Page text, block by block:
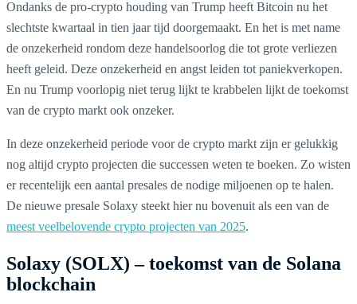
Ondanks de pro-crypto houding van Trump heeft Bitcoin nu het
slechtste kwartaal in tien jaar tijd doorgemaakt. En het is met name
de onzekerheid rondom deze handelsoorlog die tot grote verliezen
heeft geleid. Deze onzekerheid en angst leiden tot paniekverkopen.
En nu Trump voorlopig niet terug lijkt te krabbelen lijkt de toekomst
van de crypto markt ook onzeker.
In deze onzekerheid periode voor de crypto markt zijn er gelukkig
nog altijd crypto projecten die successen weten te boeken. Zo wisten
er recentelijk een aantal presales de nodige miljoenen op te halen.
De nieuwe presale Solaxy steekt hier nu bovenuit als een van de
meest veelbelovende crypto projecten van 2025.
Solaxy (SOLX) – toekomst van de Solana
blockchain